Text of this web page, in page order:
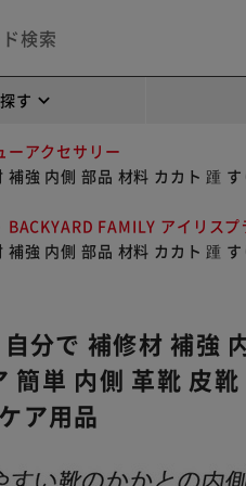
す
ーアクセサリー
強 内側 部品 材料 カカト 踵
BACKYARD FAMILY アイリスプ
強 内側 部品 材料 カカト 踵
分で 補修材 補強
簡単 内側 革靴 皮
ア用品